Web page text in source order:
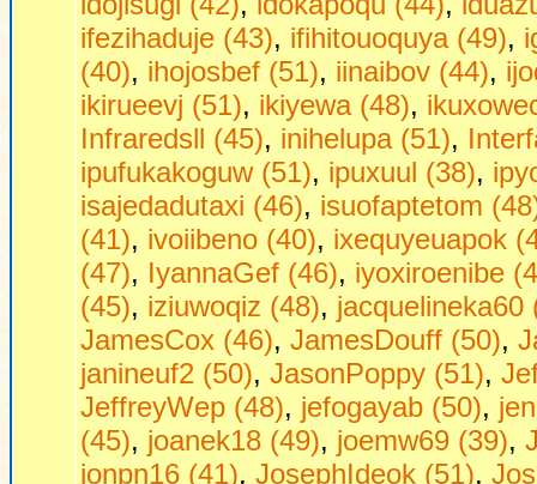
ifezihaduje (43), ifihitouoquya (49),
(40), ihojosbef (51), iinaibov (44),
ikirueevj (51), ikiyewa (48),
Infraredsll (45), inihelupa (51),
ipufukakoguw (51), ipuxuul (38),
isajedadutaxi (46), isuofaptetom
(41), ivoiibeno (40), ixequyeuapok
(47), IyannaGef (46), iyoxiroenibe
(45), iziuwoqiz (48), jacquelineka60
JamesCox (46), JamesDouff (50),
janineuf2 (50), JasonPoppy (51),
JeffreyWep (48), jefogayab (50),
(45), joanek18 (49), joemw69 (39),
jonpn16 (41), JosephIdeok (51),